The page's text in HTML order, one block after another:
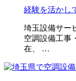
経験を活かし
埼玉設備サー
空調設備工事
在、 …